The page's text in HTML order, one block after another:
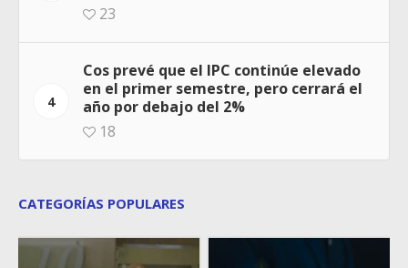
23
4
Cos prevé que el IPC continúe elevado
en el primer semestre, pero cerrará el
año por debajo del 2%
18
CATEGORÍAS POPULARES